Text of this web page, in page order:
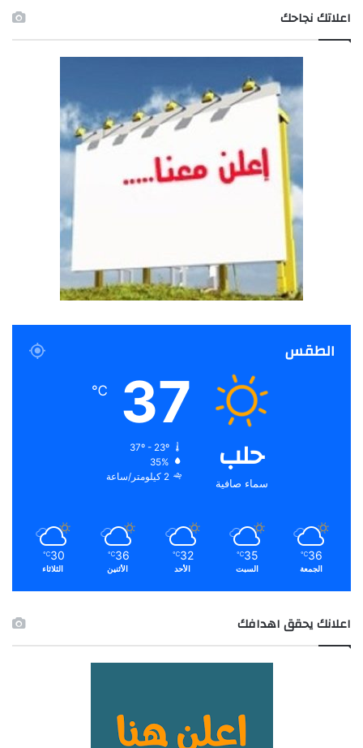
اعلاتك نجاحك
الطقس
حلب
سماء صافية
37
℃
37º - 23º
35%
2 كيلومتر/ساعة
36
℃
الجمعة
35
℃
السبت
32
℃
الأحد
36
℃
الأثنين
30
℃
الثلاثاء
اعلانك يحقق اهدافك